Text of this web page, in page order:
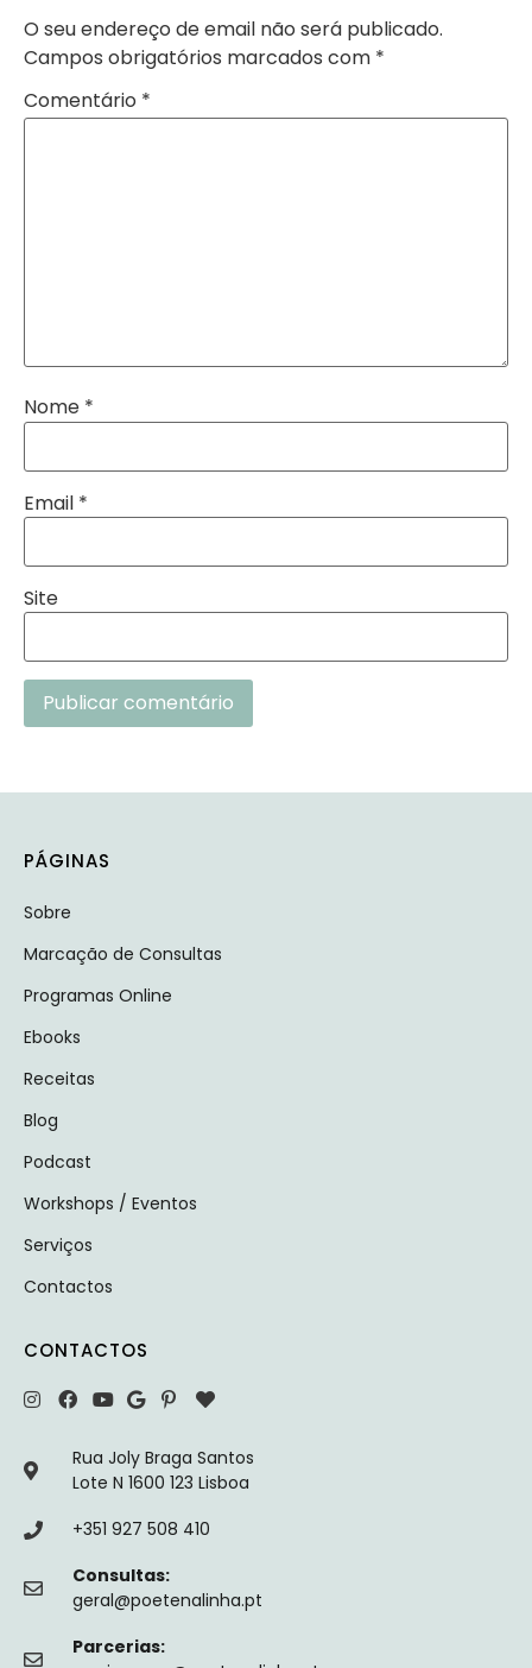
O seu endereço de email não será publicado.
Campos obrigatórios marcados com *
Comentário *
Nome *
Email *
Site
PÁGINAS
Sobre
Marcação de Consultas
Programas Online
Ebooks
Receitas
Blog
Podcast
Workshops / Eventos
Serviços
Contactos
CONTACTOS
Rua Joly Braga Santos
Lote N 1600 123 Lisboa
+351 927 508 410
Consultas:
geral@poetenalinha.pt
Parcerias: